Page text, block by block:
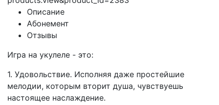
Описание
Абонемент
Отзывы
Игра на укулеле - это:
1. Удовольствие. Исполняя даже простейшие
мелодии, которым вторит душа, чувствуешь
настоящее наслаждение.